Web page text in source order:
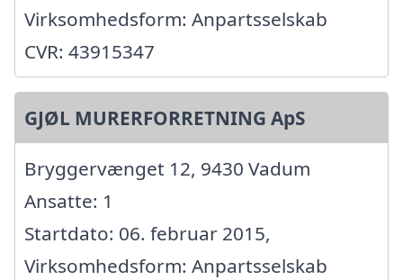
Virksomhedsform: Anpartsselskab
CVR: 43915347
GJØL MURERFORRETNING ApS
Bryggervænget 12, 9430 Vadum
Ansatte: 1
Startdato: 06. februar 2015,
Virksomhedsform: Anpartsselskab